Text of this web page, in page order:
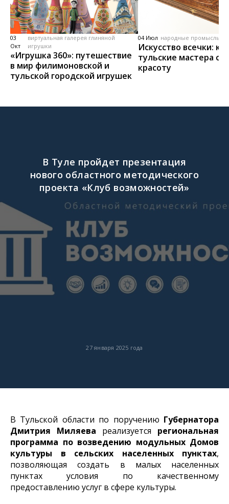
03
Окт
виртуальная галерея глиняной
игрушки
«Игрушка 360»: путешествие
в мир филимоновской и
тульской городской игрушек
04 Июл народные промыслы,
Искусство всечки: как
тульские мастера
красоту
27 января 2025 года
В Туле пройдет презентация
нового областного методического
проекта «Клуб возможностей»
В Тульской области по поручению Губернатора
Дмитрия Миляева реализуется региональная
программа по возведению модульных Домов
культуры в сельских населенных пунктах,
позволяющая создать в малых населенных
пунктах условия по качественному
предоставлению услуг в сфере культуры.